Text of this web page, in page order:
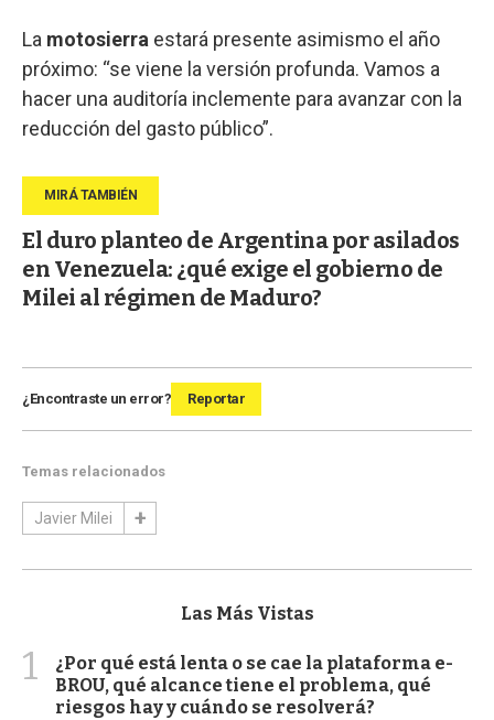
La motosierra estará presente asimismo el año
próximo: “se viene la versión profunda. Vamos a
hacer una auditoría inclemente para avanzar con la
reducción del gasto público”.
El duro planteo de Argentina por asilados
en Venezuela: ¿qué exige el gobierno de
Milei al régimen de Maduro?
¿Encontraste un error? Reportar
Temas relacionados
Javier Milei
Las Más Vistas
1
¿Por qué está lenta o se cae la plataforma e-
BROU, qué alcance tiene el problema, qué
riesgos hay y cuándo se resolverá?